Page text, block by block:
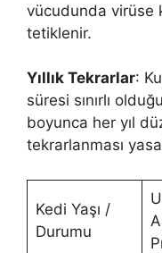
vücudunda virüse
tetiklenir.
Yıllık Tekrarlar:
süresi sınırlı
boyunca her yıl
tekrarlanması
Kedi Yaşı /
Durumu